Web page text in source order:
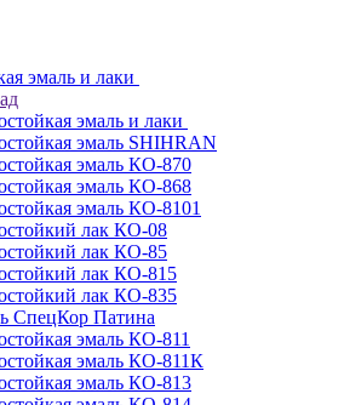
эмаль и лаки
эмаль и лаки
эмаль SHIHRAN
эмаль КО-870
эмаль КО-868
эмаль КО-8101
лак КО-08
лак КО-85
лак КО-815
лак КО-835
СпецКор Патина
эмаль КО-811
эмаль КО-811К
эмаль КО-813